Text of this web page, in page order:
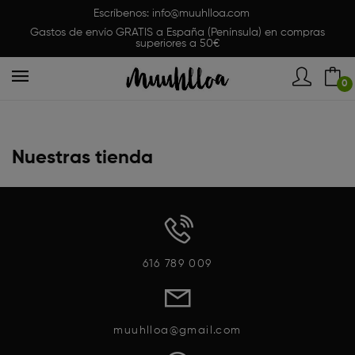
Escríbenos: info@muuhlloa.com
Gastos de envío GRATIS a España (Península) en compras
superiores a 50€
0
Nuestras tienda
616 789 009
muuhlloa@gmail.com